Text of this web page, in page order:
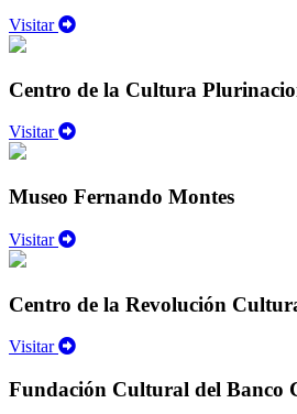
Visitar
Centro de la Cultura
Visitar
Museo Fernando Montes
Visitar
Centro de la Revolución
Visitar
Fundación Cultural del Banco